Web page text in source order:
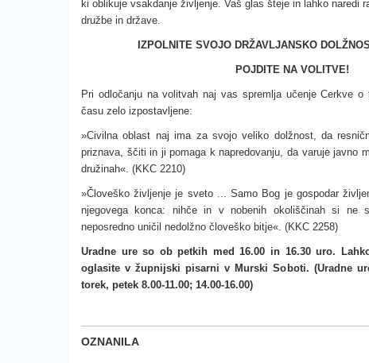
ki oblikuje vsakdanje življenje. Vaš glas šteje in lahko naredi
družbe in države.
IZPOLNITE SVOJO DRŽAVLJANSKO
POJDITE NA VOLITVE!
Pri odločanju na volitvah naj vas spremlja učenje Cerkve
času zelo izpostavljene:
»Civilna oblast naj ima za svojo veliko dolžnost, da
priznava, ščiti in ji pomaga k napredovanju, da varuje javno
družinah«. (KKC 2210)
»Človeško življenje je sveto ... Samo Bog je gospodar
njegovega konca: nihče in v nobenih okoliščinah si ne
neposredno uničil nedolžno človeško bitje«. (KKC 2258)
Uradne ure so ob petkih med 16.00 in 16.30 uro.
oglasite v župnijski pisarni v Murski Soboti. (Uradne
torek, petek 8.00-11.00; 14.00-16.00)
OZNANILA